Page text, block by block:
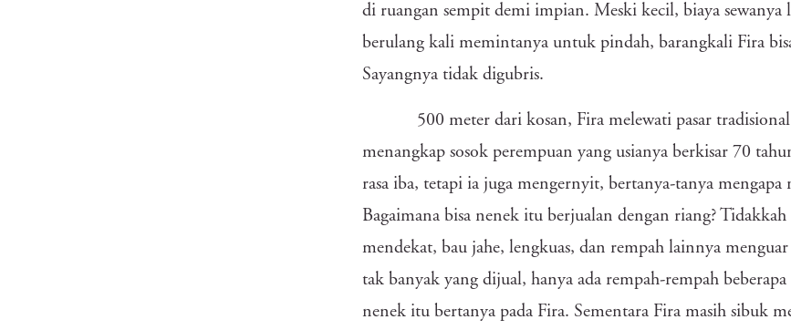
di ruangan sempit demi impian. Meski kecil, biaya sewanya
berulang kali memintanya untuk pindah, barangkali Fira
Sayangnya tidak digubris.
500 meter dari kosan, Fira melewati pasar
menangkap sosok perempuan yang usianya berkisar 70
rasa iba, tetapi ia juga mengernyit, bertanya-tanya
Bagaimana bisa nenek itu berjualan dengan riang? Tidakkah
mendekat, bau jahe, lengkuas, dan rempah lainnya
tak banyak yang dijual, hanya ada rempah-rempah
nenek itu bertanya pada Fira. Sementara Fira masih sibuk